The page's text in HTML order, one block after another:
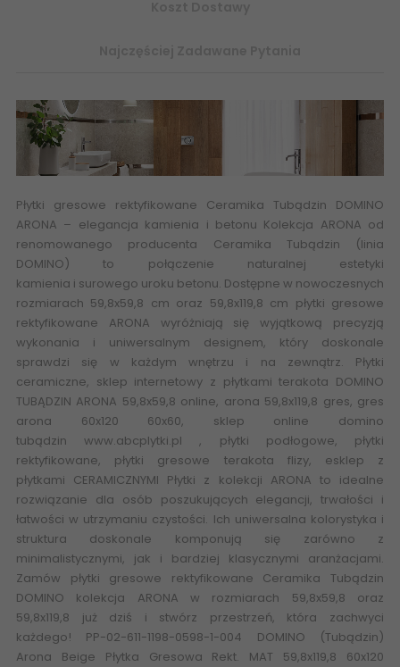
Płytki gresowe rektyfikowane Ceramika Tubądzin DOMINO
ARONA – elegancja kamienia i betonu Kolekcja ARONA od
renomowanego producenta Ceramika Tubądzin (linia
DOMINO) to połączenie naturalnej estetyki
kamienia i surowego uroku betonu. Dostępne w nowoczesnych
rozmiarach 59,8x59,8 cm oraz 59,8x119,8 cm płytki gresowe
rektyfikowane ARONA wyróżniają się wyjątkową precyzją
wykonania i uniwersalnym designem, który doskonale
sprawdzi się w każdym wnętrzu i na zewnątrz. Płytki
ceramiczne, sklep internetowy z płytkami terakota DOMINO
TUBĄDZIN ARONA 59,8x59,8 online, arona 59,8x119,8 gres, gres
arona 60x120 60x60, sklep online domino
tubądzinwww.abcplytki.pl , płytki podłogowe, płytki
rektyfikowane, płytki gresowe terakota flizy, esklep z
płytkami CERAMICZNYMI Płytki z kolekcji ARONA to idealne
rozwiązanie dla osób poszukujących elegancji, trwałości i
łatwości w utrzymaniu czystości. Ich uniwersalna kolorystyka i
struktura doskonale komponują się zarówno z
minimalistycznymi, jak i bardziej klasycznymi aranżacjami.
Zamów płytki gresowe rektyfikowane Ceramika Tubądzin
DOMINO kolekcja ARONA w rozmiarach 59,8x59,8 oraz
59,8x119,8 już dziś i stwórz przestrzeń, która zachwyci
każdego! PP-02-611-1198-0598-1-004 DOMINO (Tubądzin)
Arona Beige Płytka Gresowa Rekt. MAT 59,8x119,8 60x120